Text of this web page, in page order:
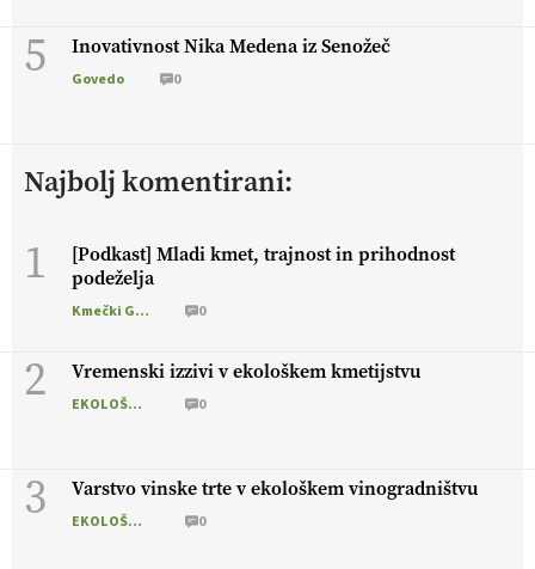
5 Inovativnost Nika Medena iz Senožeč
Govedo 0
Najbolj komentirani:
1
[Podkast] Mladi kmet, trajnost in prihodnost
podeželja
Kmečki Glas 0
2 Vremenski izzivi v ekološkem kmetijstvu
EKOLOŠKO LOGIČNO 0
3 Varstvo vinske trte v ekološkem vinogradništvu
EKOLOŠKO LOGIČNO 0